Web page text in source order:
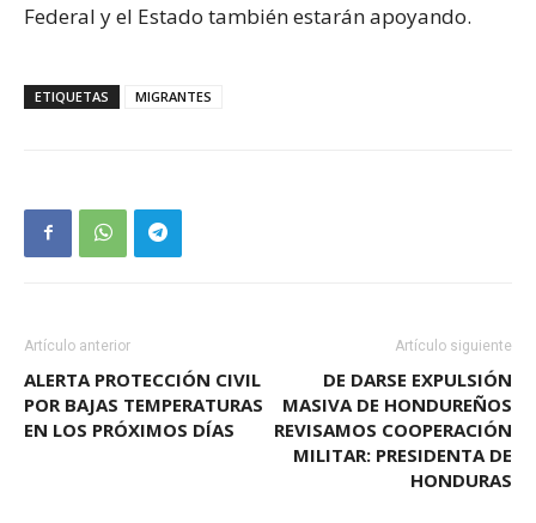
Federal y el Estado también estarán apoyando.
ETIQUETAS MIGRANTES
Artículo anterior
ALERTA PROTECCIÓN CIVIL
POR BAJAS TEMPERATURAS
EN LOS PRÓXIMOS DÍAS
Artículo siguiente
DE DARSE EXPULSIÓN
MASIVA DE HONDUREÑOS
REVISAMOS COOPERACIÓN
MILITAR: PRESIDENTA DE
HONDURAS